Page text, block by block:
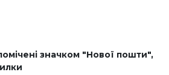
значком "Нової пошти",